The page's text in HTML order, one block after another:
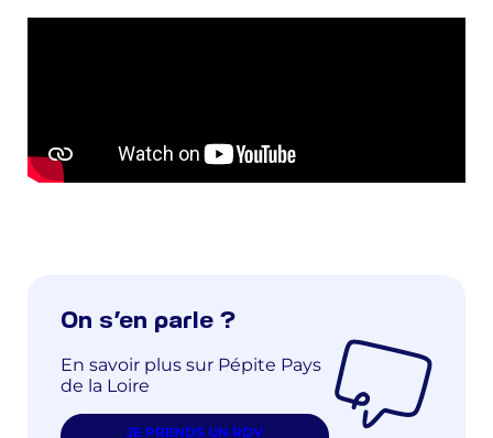
On s’en parle ?
En savoir plus sur Pépite Pays
de la Loire
JE PRENDS UN RDV